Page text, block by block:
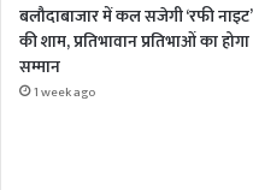
बलौदाबाजार में कल सजेगी ‘रफी नाइट’
की शाम, प्रतिभावान प्रतिभाओं का होगा
सम्मान
1 week ago